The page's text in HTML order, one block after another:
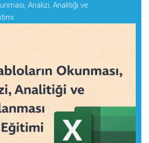
Analizi, Analitiği ve